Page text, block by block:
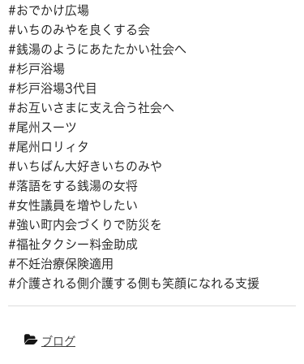
#おでかけ広場
#いちのみやを良くする会
#銭湯のようにあたたかい社会へ
#杉戸浴場
#杉戸浴場3代目
#お互いさまに支え合う社会へ
#尾州スーツ
#尾州ロリィタ
#いちばん大好きいちのみや
#落語をする銭湯の女将
#女性議員を増やしたい
#強い町内会づくりで防災を
#福祉タクシー料金助成
#不妊治療保険適用
#介護される側介護する側も笑顔になれる支援
ブログ